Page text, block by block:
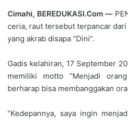
Cimahi, BEREDUKASI.Com —
ceria, raut tersebut terpancar
yang akrab disapa “Dini”.
Gadis kelahiran, 17 September
memiliki motto “Menjadi
berharap bisa membanggakan
“Kedepannya, saya ingin